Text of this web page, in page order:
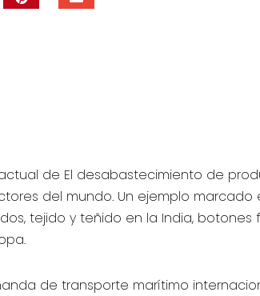
de El desabastecimiento de
del mundo. Un ejemplo
tejido y teñido en la India,
de transporte marítimo